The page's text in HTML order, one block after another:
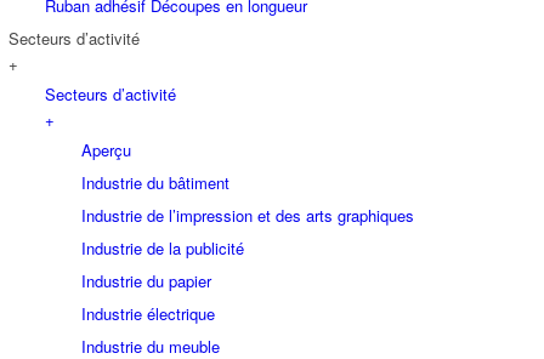
Ruban adhésif Découpes en longueur
Secteurs d’activité
+
Secteurs d’activité
+
Aperçu
Industrie du bâtiment
Industrie de l’impression et des arts graphiques
Industrie de la publicité
Industrie du papier
Industrie électrique
Industrie du meuble